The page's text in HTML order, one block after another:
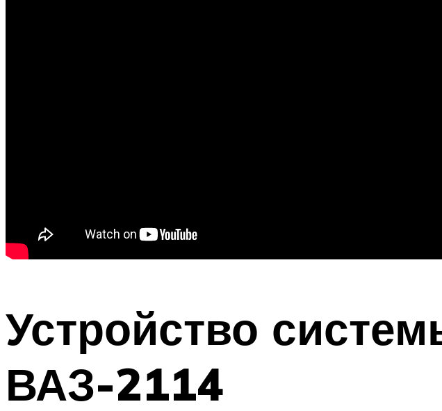
Устройство
ВАЗ-2114